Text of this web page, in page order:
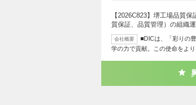
【2026C823】堺工場品質
質保証、品質管理）の組織
会社概要
■DICは、「彩りの
学の力で貢献。この使命をよ